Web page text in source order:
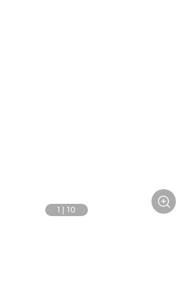
1 10